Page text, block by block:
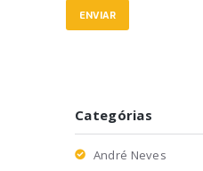
Categórias
André Neves